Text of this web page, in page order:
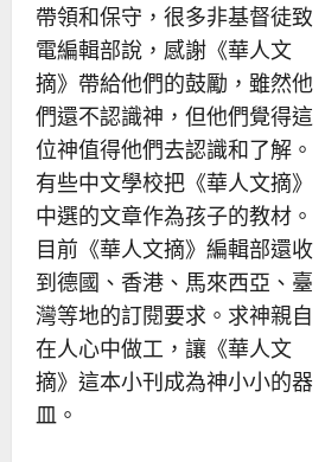
帶領和保守，很多非基督徒致
電編輯部說，感謝《華人文
摘》帶給他們的鼓勵，雖然他
們還不認識神，但他們覺得這
位神值得他們去認識和了解。
有些中文學校把《華人文摘》
中選的文章作為孩子的教材。
目前《華人文摘》編輯部還收
到德國、香港、馬來西亞、臺
灣等地的訂閱要求。求神親自
在人心中做工，讓《華人文
摘》這本小刊成為神小小的器
皿。